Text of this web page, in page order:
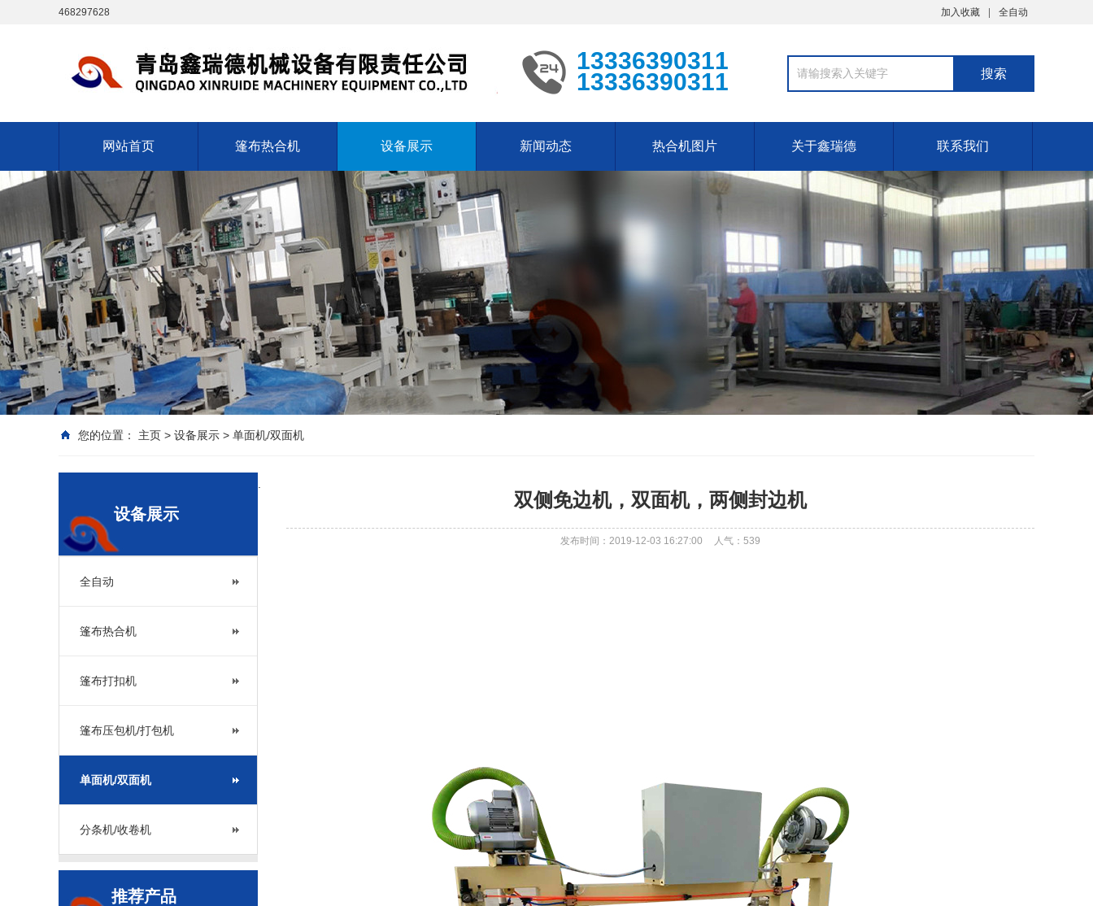
468297628 加入收藏 全自动
13336390311
13336390311
网站首页 篷布热合机 设备展示 新闻动态 热合机图片 关于鑫瑞德 联系我们
您的位置： 主页 > 设备展示 > 单面机/双面机
设备展示
全自动
篷布热合机
篷布打扣机
篷布压包机/打包机
单面机/双面机
分条机/收卷机
推荐产品
双侧免边机，双面机，两侧封边机
发布时间：2019-12-03 16:27:00 人气： 539